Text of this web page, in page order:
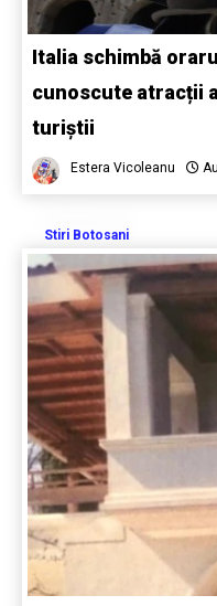
Italia schimbă
cunoscute atracții
turiștii
Estera Vicoleanu
Stiri Botosani